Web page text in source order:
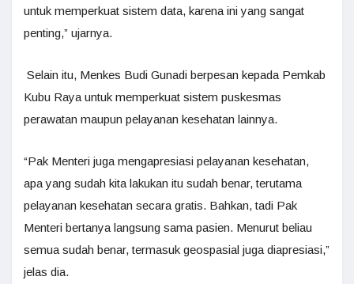
untuk memperkuat sistem data, karena ini yang sangat
penting,” ujarnya.
Selain itu, Menkes Budi Gunadi berpesan kepada Pemkab
Kubu Raya untuk memperkuat sistem puskesmas
perawatan maupun pelayanan kesehatan lainnya.
“Pak Menteri juga mengapresiasi pelayanan kesehatan,
apa yang sudah kita lakukan itu sudah benar, terutama
pelayanan kesehatan secara gratis. Bahkan, tadi Pak
Menteri bertanya langsung sama pasien. Menurut beliau
semua sudah benar, termasuk geospasial juga diapresiasi,”
jelas dia.